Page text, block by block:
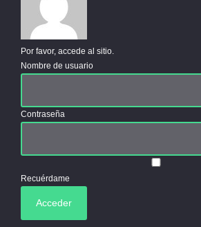
Por favor, accede al sitio.
Nombre de usuario
Contraseña
Recuérdame